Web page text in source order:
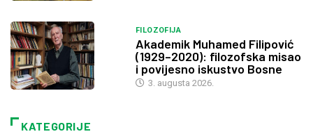
FILOZOFIJA
Akademik Muhamed Filipović
(1929–2020): filozofska misao
i povijesno iskustvo Bosne
3. augusta 2026.
KATEGORIJE